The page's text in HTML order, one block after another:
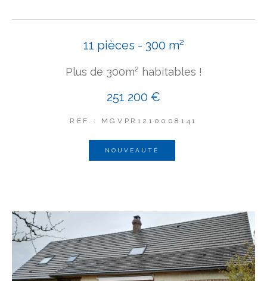
11 pièces - 300 m²
Plus de 300m² habitables !
251 200 €
REF : MGVPR1210008141
NOUVEAUTÉ